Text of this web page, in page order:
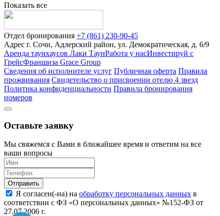
Показать все
Отдел бронирования +7 (861) 230-90-45
Адрес г. Сочи, Адлерский район, ул. Демократическая, д. 6/9
Аренда таунхаусов Лаки ТаунРабота у насИнвестируй с
ГрейсФраншиза Grace Group
Сведения об исполнителе услуг Публичная оферта Правила
прожвивания Свидетельство о присвоении отелю 4 звезд
Политика конфиденциальности Правила бронирования
номеров
Оставьте заявку
Мы свяжемся с Вами в ближайшее время и ответим на все
ваши вопросы
Отправить
Я согласен(-на) на обработку персональных данных в
соответствии с ФЗ «О персональных данных» №152-ФЗ от
27.07.2006 г.